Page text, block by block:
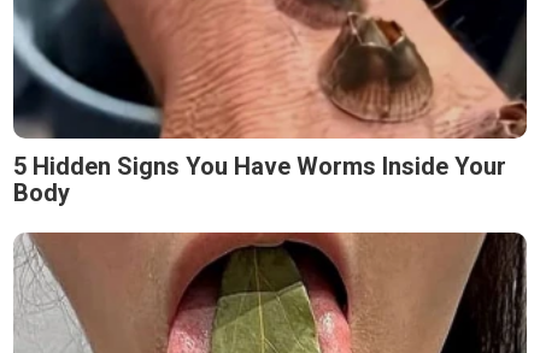
5 Hidden Signs You Have Worms Inside Your
Body